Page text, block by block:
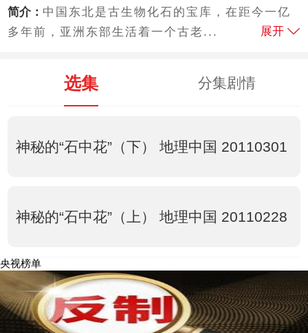
简介： 中国东北是古生物化石的宝库，在距今一亿
多年前，亚洲东部生活着一个古老...
展开
选集 分集剧情
神秘的“石中花”（下） 地理中国 20110301
神秘的“石中花”（上） 地理中国 20110228
央视榜单